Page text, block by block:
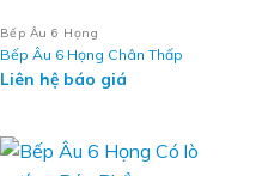
Bếp Âu 6 Họng
Bếp Âu 6 Họng Chân Thấp
Liên hệ báo giá